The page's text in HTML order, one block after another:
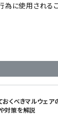
に使用されるこ
おくべきマルウェア
対策を解説